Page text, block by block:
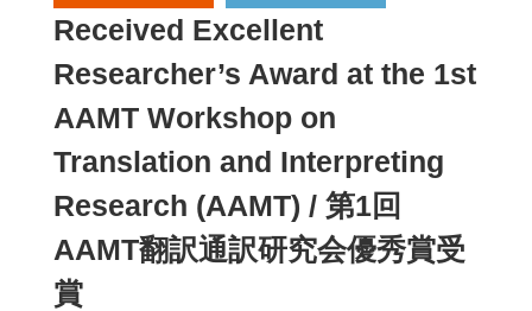
Received Excellent
Researcher’s Award at the 1st
AAMT Workshop on
Translation and Interpreting
Research (AAMT) / 第1回
AAMT翻訳通訳研究会優秀賞受
賞